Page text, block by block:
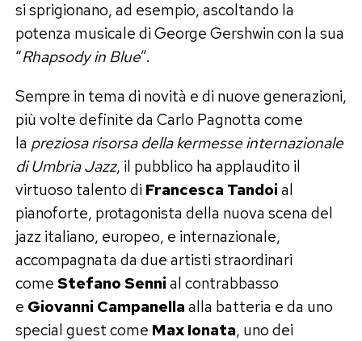
si sprigionano, ad esempio, ascoltando la
potenza musicale di George Gershwin con la sua
“Rhapsody in Blue”.
Sempre in tema di novità e di nuove generazioni,
più volte definite da Carlo Pagnotta come
la preziosa risorsa della kermesse internazionale
di Umbria Jazz, il pubblico ha applaudito il
virtuoso talento diFrancesca Tandoial
pianoforte, protagonista della nuova scena del
jazz italiano, europeo, e internazionale,
accompagnata da due artisti straordinari
comeStefano Sennial contrabbasso
e Giovanni Campanellaalla batteria e da uno
special guest come Max Ionata, uno dei